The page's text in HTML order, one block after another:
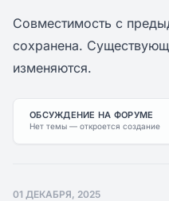
Совместимость с
сохранена.
изменяются.
ОБСУЖДЕНИЕ НА ФОРУМЕ
Нет темы — откроется создание
01 ДЕКАБРЯ, 2025